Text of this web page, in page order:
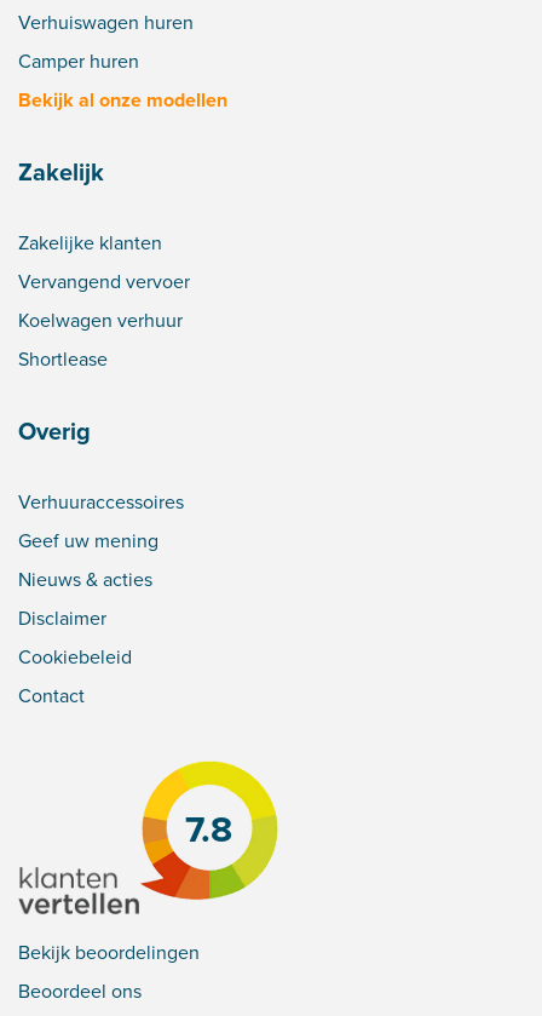
Verhuiswagen huren
Camper huren
Bekijk al onze modellen
Zakelijk
Zakelijke klanten
Vervangend vervoer
Koelwagen verhuur
Shortlease
Overig
Verhuuraccessoires
Geef uw mening
Nieuws & acties
Disclaimer
Cookiebeleid
Contact
7.8
Bekijk beoordelingen
Beoordeel ons